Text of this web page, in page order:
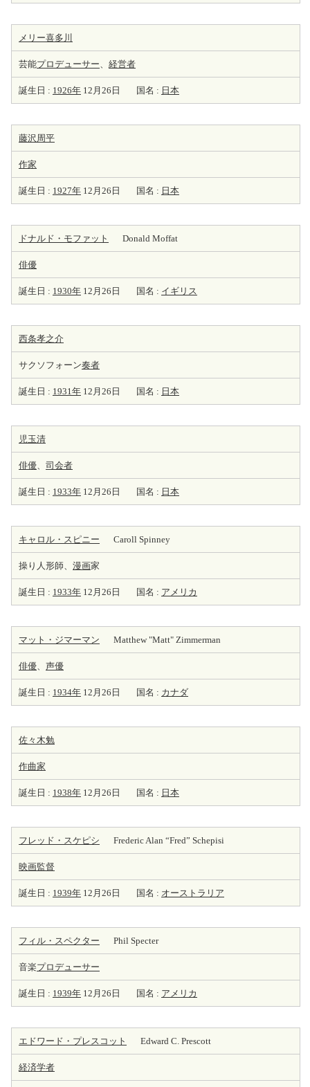
メリー喜多川
芸能プロデューサー、 経営者
誕生日 : 1926年 12月26日 国名 : 日本
藤沢周平
作家
誕生日 : 1927年 12月26日 国名 : 日本
ドナルド・モファット Donald Moffat
俳優
誕生日 : 1930年 12月26日 国名 : イギリス
西条孝之介
サクソフォーン奏者
誕生日 : 1931年 12月26日 国名 : 日本
児玉清
俳優、 司会者
誕生日 : 1933年 12月26日 国名 : 日本
キャロル・スピニー Caroll Spinney
操り人形師、 漫画家
誕生日 : 1933年 12月26日 国名 : アメリカ
マット・ジマーマン Matthew "Matt" Zimmerman
俳優、 声優
誕生日 : 1934年 12月26日 国名 : カナダ
佐々木勉
作曲家
誕生日 : 1938年 12月26日 国名 : 日本
フレッド・スケピシ Frederic Alan “Fred” Schepisi
映画監督
誕生日 : 1939年 12月26日 国名 : オーストラリア
フィル・スペクター Phil Specter
音楽プロデューサー
誕生日 : 1939年 12月26日 国名 : アメリカ
エドワード・プレスコット Edward C. Prescott
経済学者